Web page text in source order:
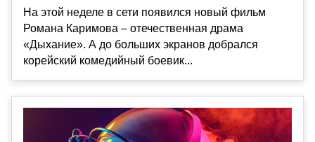
На этой неделе в сети появился новый фильм
Романа Каримова – отечественная драма
«Дыхание». А до больших экранов добрался
корейский комедийный боевик...